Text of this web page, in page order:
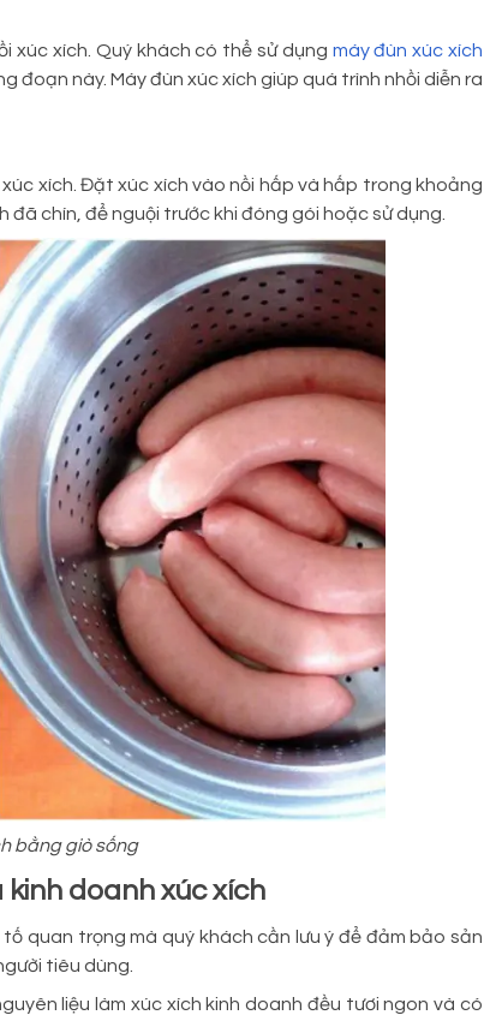
xúc xích. Quý khách có thể sử dụng máy đùn xúc xích
đoạn này. Máy đùn xúc xích giúp quá trình nhồi diễn ra
xích. Đặt xúc xích vào nồi hấp và hấp trong khoảng
chín, để nguội trước khi đóng gói hoặc sử dụng.
bằng giò sống
kinh doanh xúc xích
quan trọng mà quý khách cần lưu ý để đảm bảo sản
tiêu dùng.
liệu làm xúc xích kinh doanh đều tươi ngon và có